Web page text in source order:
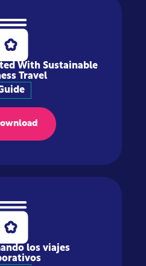
With Sustainable
Travel
los viajes